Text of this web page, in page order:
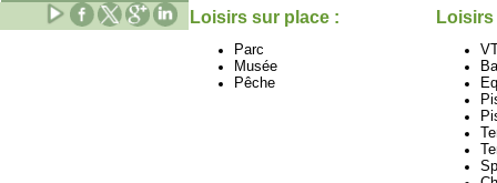
Loisirs sur place :
Parc
Musée
Pêche